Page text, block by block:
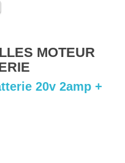
MOTEUR
20v 2amp +